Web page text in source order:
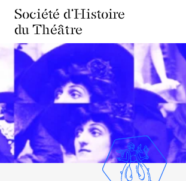
Société d'Histoire
du Théâtre